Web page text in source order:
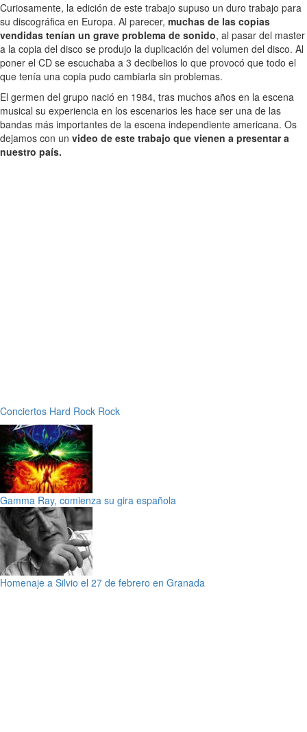
Curiosamente, la edición de este trabajo supuso un duro trabajo para
su discográfica en Europa. Al parecer, muchas de las copias
vendidas tenían un grave problema de sonido, al pasar del master
a la copia del disco se produjo la duplicación del volumen del disco. Al
poner el CD se escuchaba a 3 decibelios lo que provocó que todo el
que tenía una copia pudo cambiarla sin problemas.
El germen del grupo nació en 1984, tras muchos años en la escena
musical su experiencia en los escenarios les hace ser una de las
bandas más importantes de la escena independiente americana. Os
dejamos con un video de este trabajo que vienen a presentar a
nuestro país.
Conciertos Hard Rock Rock
Gamma Ray, comienza su gira española
Homenaje a Silvio el 27 de febrero en Granada